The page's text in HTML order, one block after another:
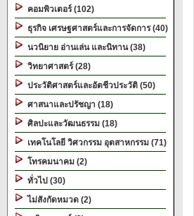
คอมพิวเตอร์ (102)
ธุรกิจ เศรษฐศาสตร์และการจัดการ (40)
นวนิยาย อ่านเล่น และนิทาน (38)
วิทยาศาสตร์ (28)
ประวัติศาสตร์และอัตชีวประวัติ (50)
ศาสนาและปรัชญา (18)
ศิลปะและวัฒนธรรม (18)
เทคโนโลยี วิศวกรรม อุตสาหกรรม (71)
โทรคมนาคม (2)
ทั่วไป (30)
ไม่สังกัดหมวด (2)